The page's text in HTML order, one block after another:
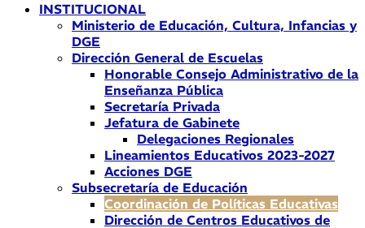
INSTITUCIONAL
Ministerio de Educación, Cultura, Infancias y
DGE
Dirección General de Escuelas
Honorable Consejo Administrativo de la
Enseñanza Pública
Secretaría Privada
Jefatura de Gabinete
Delegaciones Regionales
Lineamientos Educativos 2023-2027
Acciones DGE
Subsecretaría de Educación
Coordinación de Políticas Educativas
Dirección de Centros Educativos de